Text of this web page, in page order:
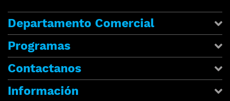
Departamento Comercial
Programas
Contactanos
Información